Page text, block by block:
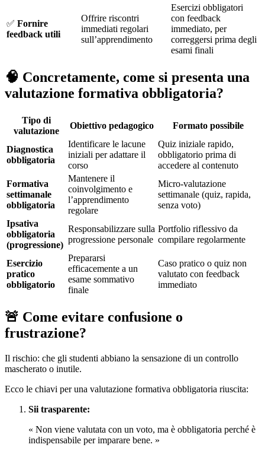
✅ Fornire
feedback utili
Offrire riscontri
immediati regolari
sull’apprendimento
Esercizi obbligatori
con feedback
immediato, per
correggersi prima degli
esami finali
🧠 Concretamente, come si presenta una
valutazione formativa obbligatoria?
Tipo di
valutazione
Obiettivo pedagogico Formato possibile
Diagnostica
obbligatoria
Identificare le lacune
iniziali per adattare il
corso
Quiz iniziale rapido,
obbligatorio prima di
accedere al contenuto
Formativa
settimanale
obbligatoria
Mantenere il
coinvolgimento e
l’apprendimento
regolare
Micro-valutazione
settimanale (quiz, rapida,
senza voto)
Ipsativa
obbligatoria
(progressione)
Responsabilizzare sulla
progressione personale
Portfolio riflessivo da
compilare regolarmente
Esercizio
pratico
obbligatorio
Prepararsi
efficacemente a un
esame sommativo
finale
Caso pratico o quiz non
valutato con feedback
immediato
🚨 Come evitare confusione o
frustrazione?
Il rischio: che gli studenti abbiano la sensazione di un controllo
mascherato o inutile.
Ecco le chiavi per una valutazione formativa obbligatoria riuscita:
Sii trasparente:
« Non viene valutata con un voto, ma è obbligatoria perché è
indispensabile per imparare bene. »